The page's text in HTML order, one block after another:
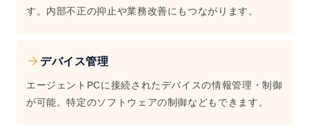
す。内部不正の抑止や業務改善にもつながります。
デバイス管理
エージェントPCに接続されたデバイスの情報管理・制御
が可能。特定のソフトウェアの制御などもできます。